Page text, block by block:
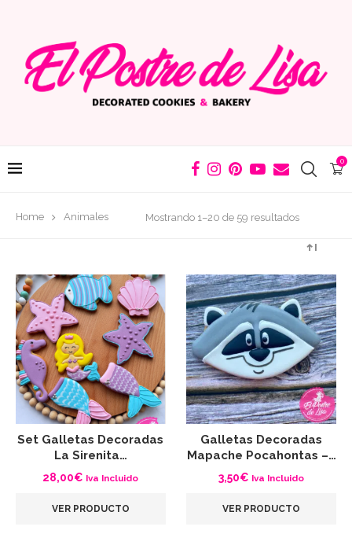
0
Home Animales Mostrando 1–20 de 59 resultados
Ordenado
Set Galletas Decoradas
La Sirenita…
28,00€ Iva Incluido
VER PRODUCTO
Galletas Decoradas
Mapache Pocahontas –…
3,50€ Iva Incluido
VER PRODUCTO